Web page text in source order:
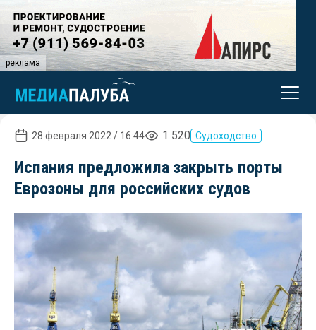
реклама
28 февраля 2022 / 16:44 1 520 Судоходство
Испания предложила закрыть порты
Еврозоны для российских судов